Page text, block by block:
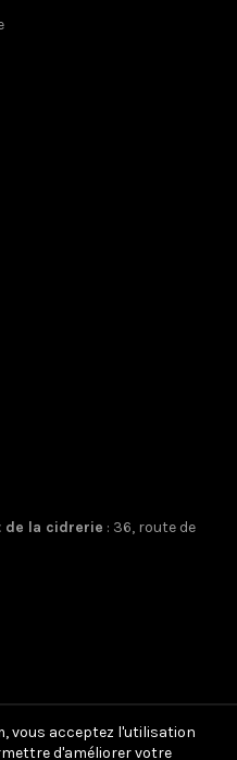
de la cidrerie : 36, route de
vous acceptez l'utilisation
d'améliorer votre